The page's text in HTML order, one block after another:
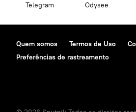
Telegram Odysee
Quem somos Termos de Uso
Preferências de rastreamento